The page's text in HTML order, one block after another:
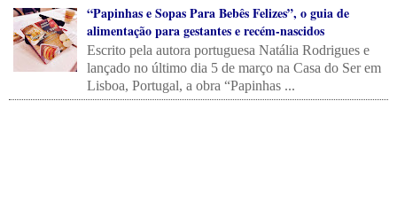
“Papinhas e Sopas Para Bebês Felizes”, o guia de
alimentação para gestantes e recém-nascidos
Escrito pela autora portuguesa Natália Rodrigues e
lançado no último dia 5 de março na Casa do Ser em
Lisboa, Portugal, a obra “Papinhas ...